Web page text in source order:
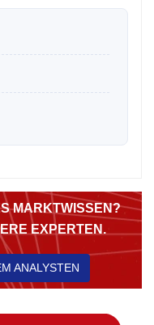
MARKTWISSEN?
EXPERTEN.
ANALYSTEN